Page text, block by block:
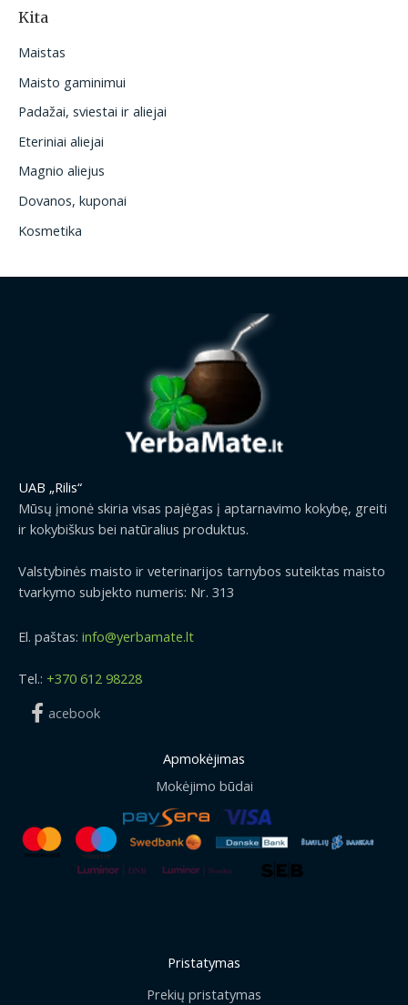
Kita
Maistas
Maisto gaminimui
Padažai, sviestai ir aliejai
Eteriniai aliejai
Magnio aliejus
Dovanos, kuponai
Kosmetika
UAB „Rilis“
Mūsų įmonė skiria visas pajėgas į aptarnavimo kokybę, greiti
ir kokybiškus bei natūralius produktus.
Valstybinės maisto ir veterinarijos tarnybos suteiktas maisto
tvarkymo subjekto numeris: Nr. 313
El. paštas: info@yerbamate.lt
Tel.: +370 612 98228
acebook
Apmokėjimas
Mokėjimo būdai
Pristatymas
Prekių pristatymas